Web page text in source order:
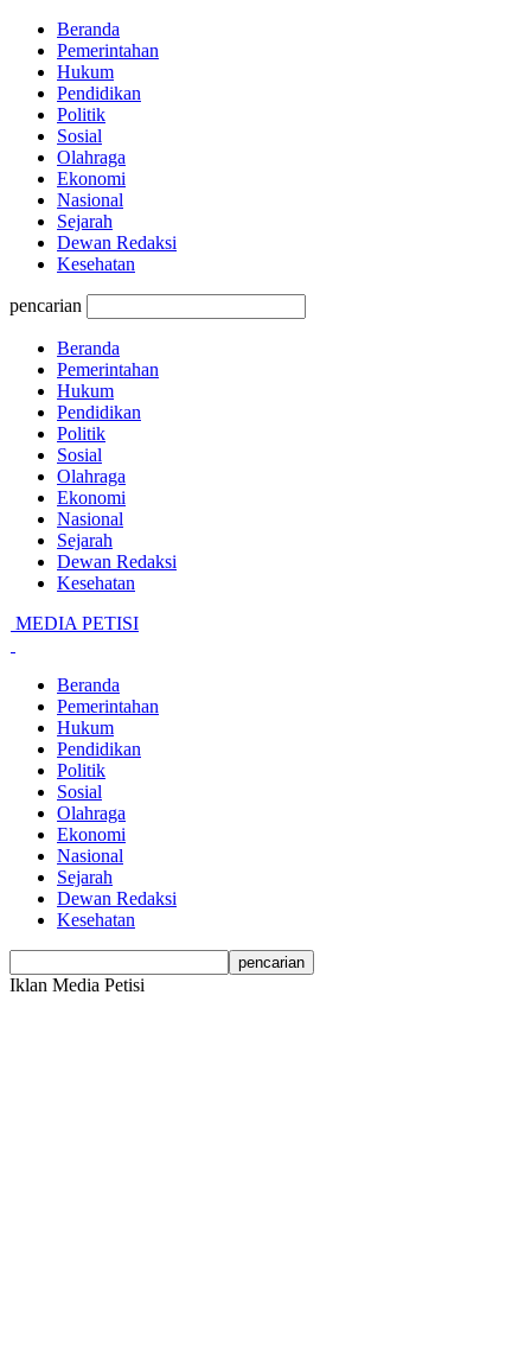
Beranda
Pemerintahan
Hukum
Pendidikan
Politik
Sosial
Olahraga
Ekonomi
Nasional
Sejarah
Dewan Redaksi
Kesehatan
pencarian
Beranda
Pemerintahan
Hukum
Pendidikan
Politik
Sosial
Olahraga
Ekonomi
Nasional
Sejarah
Dewan Redaksi
Kesehatan
MEDIA PETISI
Beranda
Pemerintahan
Hukum
Pendidikan
Politik
Sosial
Olahraga
Ekonomi
Nasional
Sejarah
Dewan Redaksi
Kesehatan
Iklan Media Petisi